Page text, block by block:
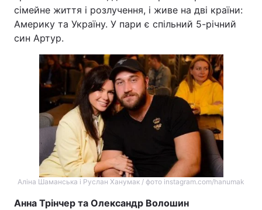
сімейне життя і розлучення, і живе на дві країни:
Америку та Україну. У пари є спільний 5-річний
син Артур.
Аліна Шаманська і Руслан Ханумак / фото instagram.com/hanumak
Анна Трінчер та Олександр Волошин